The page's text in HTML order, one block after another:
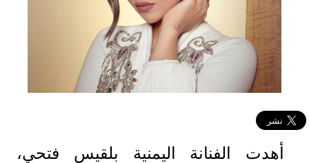
أهدت الفنانة اليمنية ​بلقيس فتحي​،